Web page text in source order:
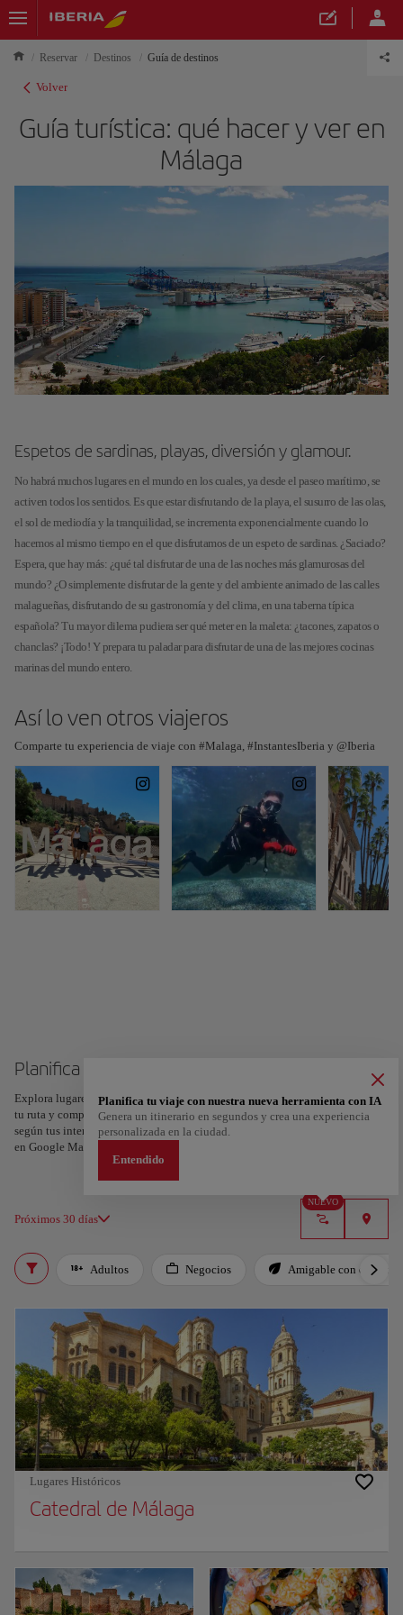
Reservar Destinos Guía de destinos
Volver
Guía turística: qué hacer y ver en
Málaga
Espetos de sardinas, playas, diversión y glamour.
No habrá muchos lugares en el mundo en los cuales, ya desde el paseo marítimo, se
activen todos los sentidos. Es que estar disfrutando de la playa, el susurro de las olas,
el sol de mediodía y la tranquilidad, se incrementa exponencialmente cuando lo
hacemos al mismo tiempo en el que disfrutamos de un espeto de sardinas. ¿Saciado?
Espera, que hay más: ¿qué tal disfrutar de una de las noches más glamurosas del
mundo? ¿O simplemente disfrutar de la gente y del ambiente animado de las calles
malagueñas, disfrutando de su gastronomía y del clima, en una taberna típica
española? Tu mayor dilema pudiera ser qué meter en la maleta: ¿tacones, zapatos o
chanclas? ¡Todo! Y prepara tu paladar para disfrutar de una de las mejores cocinas
marinas del mundo entero.
Así lo ven otros viajeros
Comparte tu experiencia de viaje con #Malaga, #InstantesIberia y @Iberia
Planifica tu viaje a Málaga
Explora lugares, experiencias y marca con el corazón tus favoritos para crear
tu ruta y compartirla. ¿Quieres más ideas? Obtén un itinerario personalizado
según tus intereses y la duración de tu viaje: en sólo dos pasos y descargable
en Google Maps.
Próximos 30 días
NUEVO
Planifica tu viaje con nuestra nueva herramienta con IA
Genera un itinerario en segundos y crea una experiencia
personalizada en la ciudad.
Entendido
Adultos Negocios Amigable con el
Lugares Históricos
Catedral de Málaga